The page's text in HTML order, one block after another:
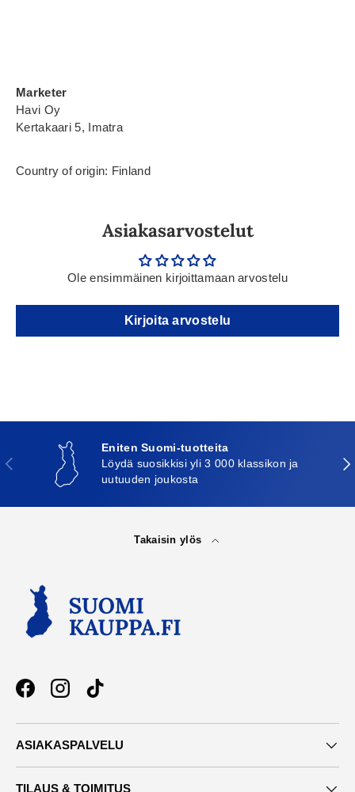
Marketer
Havi Oy
Kertakaari 5, Imatra
Country of origin: Finland
Asiakasarvostelut
Ole ensimmäinen kirjoittamaan arvostelu
Kirjoita arvostelu
Edellinen
Eniten Suomi-tuotteita
Löydä suosikkisi yli 3 000 klassikon ja
uutuuden joukosta
Takaisin ylös
FacebookInstagramTikTok
ASIAKASPALVELU
TILAUS & TOIMITUS